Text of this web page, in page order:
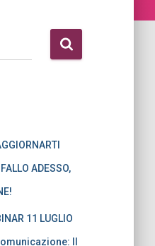
ADESSO,
11 LUGLIO
Il